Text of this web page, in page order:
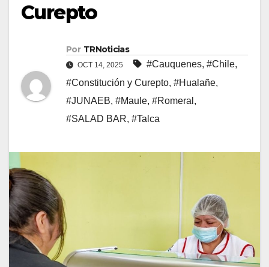
Curepto
Por TRNoticias
OCT 14, 2025 #Cauquenes, #Chile,
#Constitución y Curepto, #Hualañe,
#JUNAEB, #Maule, #Romeral ,
#SALAD BAR, #Talca